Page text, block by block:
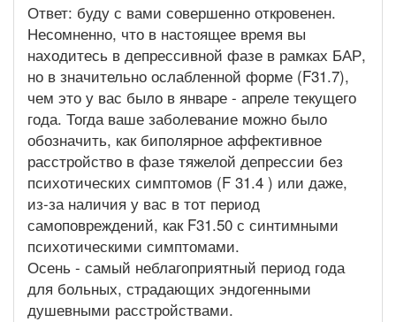
Ответ: буду с вами совершенно откровенен.
Несомненно, что в настоящее время вы
находитесь в депрессивной фазе в рамках БАР,
но в значительно ослабленной форме (F31.7),
чем это у вас было в январе - апреле текущего
года. Тогда ваше заболевание можно было
обозначить, как биполярное аффективное
расстройство в фазе тяжелой депрессии без
психотических симптомов (F 31.4 ) или даже,
из-за наличия у вас в тот период
самоповреждений, как F31.50 с синтимными
психотическими симптомами.
Осень - самый неблагоприятный период года
для больных, страдающих эндогенными
душевными расстройствами.